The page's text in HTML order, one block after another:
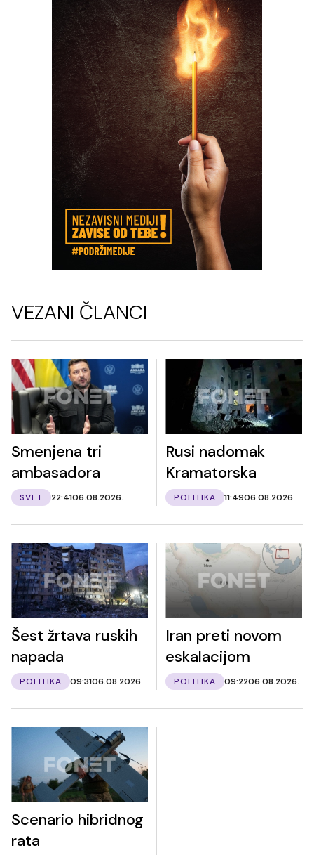
VEZANI ČLANCI
Smenjena tri
ambasadora
SVET 22:4106.08.2026.
Rusi nadomak
Kramatorska
POLITIKA 11:4906.08.2026.
Šest žrtava ruskih
napada
POLITIKA 09:3106.08.2026.
Iran preti novom
eskalacijom
POLITIKA 09:2206.08.2026.
Scenario hibridnog
rata